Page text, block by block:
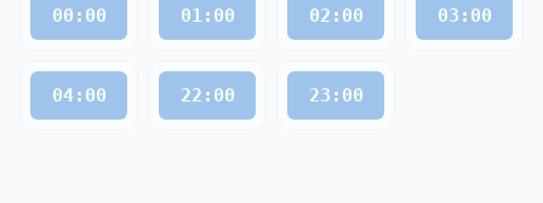
00:00 01:00 02:00 03:00
04:00 22:00 23:00